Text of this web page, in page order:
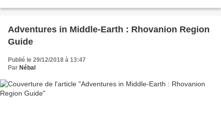
Adventures in Middle-Earth : Rhovanion Region
Guide
Publié le 29/12/2018 à 13:47
Par Nébal